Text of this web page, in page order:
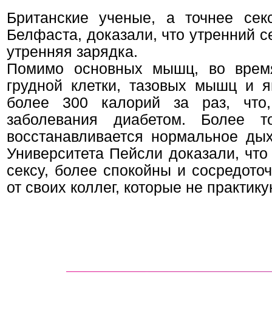
Британские ученые, а точнее
Белфаста, доказали, что утренний
утренняя зарядка.
Помимо основных мышц, во
грудной клетки, тазовых мышц и
более 300 калорий за раз,
заболевания диабетом. Более
восстанавливается нормальное
Университета Пейсли доказали,
сексу, более спокойны и
от своих коллег, которые не